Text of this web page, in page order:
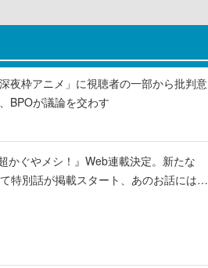
夜枠アニメ」に視聴者の一部から批判意
BPOが議論を交わす
かぐやメシ！』Web連載決定。新たな
特別話が掲載スタート、あのお話には…